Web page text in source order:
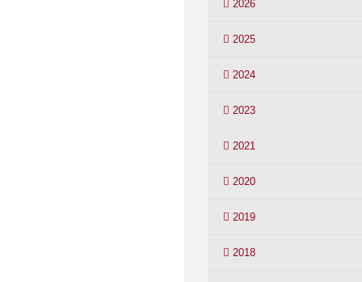
2026
2025
2024
2023
2021
2020
2019
2018